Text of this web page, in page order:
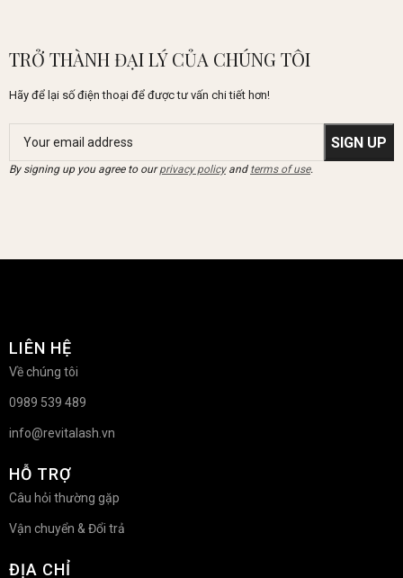
TRỞ THÀNH ĐẠI LÝ CỦA CHÚNG TÔI
Hãy để lại số điện thoại để được tư vấn chi tiết hơn!
By signing up you agree to ourprivacy policyand terms of use.
LIÊN HỆ
Về chúng tôi
0989 539 489
info@revitalash.vn
HỖ TRỢ
Câu hỏi thường gặp
Vận chuyển & Đổi trả
ĐỊA CHỈ